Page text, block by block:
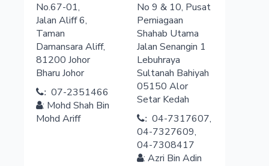
No.67-01,
Jalan Aliff 6,
Taman
Damansara Aliff,
81200 Johor
Bharu Johor
: 07-2351466
: Mohd Shah Bin
Mohd Ariff
No 9 & 10, Pusat
Perniagaan
Shahab Utama
Jalan Senangin 1
Lebuhraya
Sultanah Bahiyah
05150 Alor
Setar Kedah
: 04-7317607,
04-7327609,
04-7308417
: Azri Bin Adin